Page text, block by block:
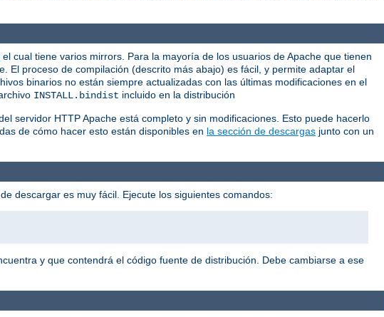
el cual tiene varios mirrors. Para la mayoría de los usuarios de Apache que tienen
El proceso de compilación (descrito más abajo) es fácil, y permite adaptar el
binarios no están siempre actualizadas con las últimas modificaciones en el
INSTALL.bindist incluido en la distribución
servidor HTTP Apache está completo y sin modificaciones. Esto puede hacerlo
de cómo hacer esto están disponibles en la sección de descargas junto con un
descargar es muy fácil. Ejecute los siguientes comandos:
y que contendrá el código fuente de distribución. Debe cambiarse a ese